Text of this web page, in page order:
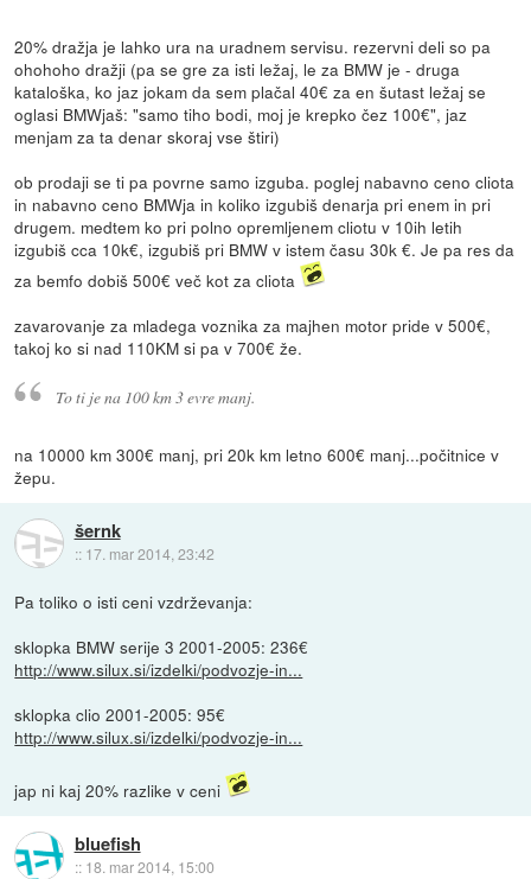
20% dražja je lahko ura na uradnem servisu. rezervni deli so pa
ohohoho dražji (pa se gre za isti ležaj, le za BMW je - druga
kataloška, ko jaz jokam da sem plačal 40€ za en šutast ležaj se
oglasi BMWjaš: "samo tiho bodi, moj je krepko čez 100€", jaz
menjam za ta denar skoraj vse štiri)
ob prodaji se ti pa povrne samo izguba. poglej nabavno ceno cliota
in nabavno ceno BMWja in koliko izgubiš denarja pri enem in pri
drugem. medtem ko pri polno opremljenem cliotu v 10ih letih
izgubiš cca 10k€, izgubiš pri BMW v istem času 30k €. Je pa res da
za bemfo dobiš 500€ več kot za cliota
zavarovanje za mladega voznika za majhen motor pride v 500€,
takoj ko si nad 110KM si pa v 700€ že.
To ti je na 100 km 3 evre manj.
na 10000 km 300€ manj, pri 20k km letno 600€ manj...počitnice v
žepu.
šernk
:: 17. mar 2014, 23:42
Pa toliko o isti ceni vzdrževanja:
sklopka BMW serije 3 2001-2005: 236€
http://www.silux.si/izdelki/podvozje-in...
sklopka clio 2001-2005: 95€
http://www.silux.si/izdelki/podvozje-in...
jap ni kaj 20% razlike v ceni
bluefish
:: 18. mar 2014, 15:00